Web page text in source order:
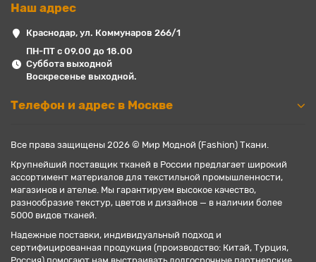
Наш адрес
Краснодар, ул. Коммунаров 266/1
ПН-ПТ с 09.00 до 18.00
Суббота выходной
Воскресенье выходной.
Телефон и адрес в Москве
Все права защищены 2026 © Мир Модной (Fashion) Ткани.
Крупнейший поставщик тканей в России предлагает широкий
ассортимент материалов для текстильной промышленности,
магазинов и ателье. Мы гарантируем высокое качество,
разнообразие текстур, цветов и дизайнов — в наличии более
5000 видов тканей.
Надежные поставки, индивидуальный подход и
сертифицированная продукция (производство: Китай, Турция,